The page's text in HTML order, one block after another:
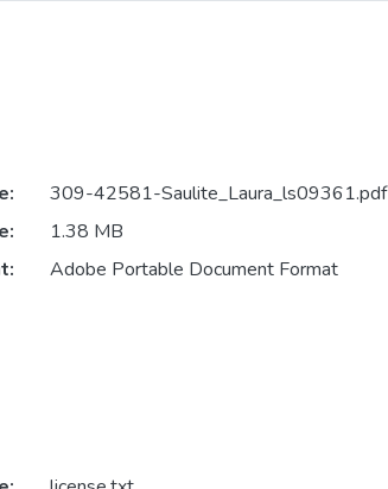
309-42581-Saulite_Laura_ls09361.pdf
1.38 MB
Adobe Portable Document Format